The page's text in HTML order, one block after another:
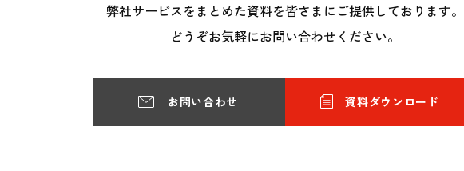
弊社サービスをまとめた資料を皆さまにご提供しております。
どうぞお気軽にお問い合わせください。
お問い合わせ 資料ダウンロード